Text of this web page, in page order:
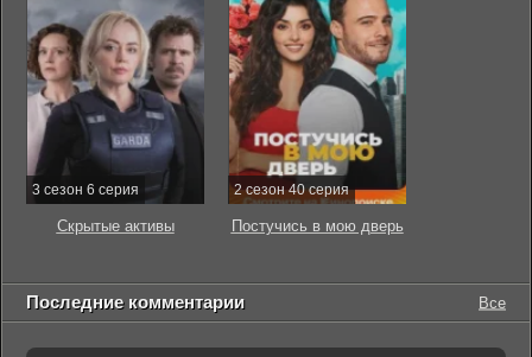
3 сезон 6 серия
Скрытые активы
2 сезон 40 серия
Постучись в мою дверь
Последние комментарии Все